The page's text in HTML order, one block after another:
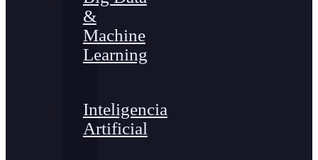
&
Machine
Learning
Inteligencia
Artificial